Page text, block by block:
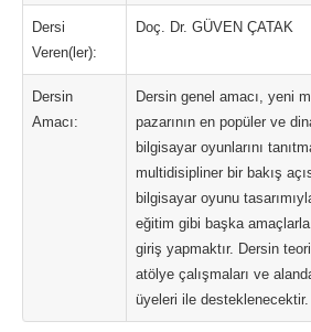
Dersi
Veren(ler):
Doç. Dr. GÜVEN ÇATAK
Dersin
Amacı:
Dersin genel amacı, yeni
pazarının en popüler ve
bilgisayar oyunlarını
multidisipliner bir bakış
bilgisayar oyunu
eğitim gibi başka
giriş yapmaktır. Dersin
atölye çalışmaları ve
üyeleri ile desteklenecektir.